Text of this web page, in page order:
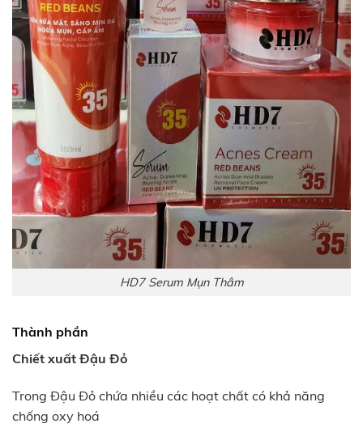
HD7 Serum Mụn Thâm
Thành phần
Chiết xuất Đậu Đỏ
Trong Đậu Đỏ chứa nhiều các hoạt chất có khả năng
chống oxy hoá